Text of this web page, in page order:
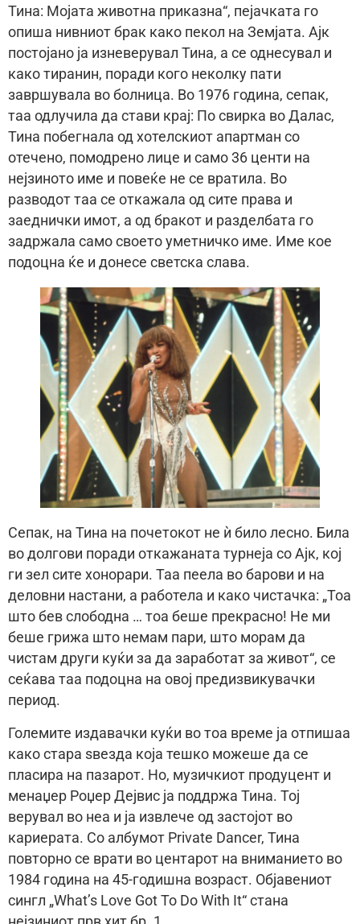
Тина: Мојата животна приказна“, пејачката го
опиша нивниот брак како пекол на Земјата. Ајк
постојано ја изневерувал Тина, а се однесувал и
како тиранин, поради кого неколку пати
завршувала во болница. Во 1976 година, сепак,
таа одлучила да стави крај: По свирка во Далас,
Тина побегнала од хотелскиот апартман со
отечено, помодрено лице и само 36 центи на
нејзиното име и повеќе не се вратила. Во
разводот таа се откажала од сите права и
заеднички имот, а од бракот и разделбата го
задржала само своето уметничко име. Име кое
подоцна ќе и донесе светска слава.
Сепак, на Тина на почетокот не ѝ било лесно. Била
во долгови поради откажаната турнеја со Ајк, кој
ги зел сите хонорари. Таа пеела во барови и на
деловни настани, а работела и како чистачка: „Тоа
што бев слободна … тоа беше прекрасно! Не ми
беше грижа што немам пари, што морам да
чистам други куќи за да заработат за живот“, се
сеќава таа подоцна на овој предизвикувачки
период.
Големите издавачки куќи во тоа време ја отпишаа
како стара ѕвезда која тешко можеше да се
пласира на пазарот. Но, музичкиот продуцент и
менаџер Роџер Дејвис ја поддржа Тина. Тој
верувал во неа и ја извлече од застојот во
кариерата. Со албумот Private Dancer, Тина
повторно се врати во центарот на вниманието во
1984 година на 45-годишна возраст. Објавениот
сингл „What’s Love Got To Do With It“ стана